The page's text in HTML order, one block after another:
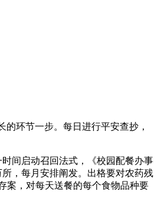
环节一步。每日进行平安查抄，
间启动召回法式，《校园配餐办事
，每月安排阐发。出格要对农药残
案，对每天送餐的每个食物品种要